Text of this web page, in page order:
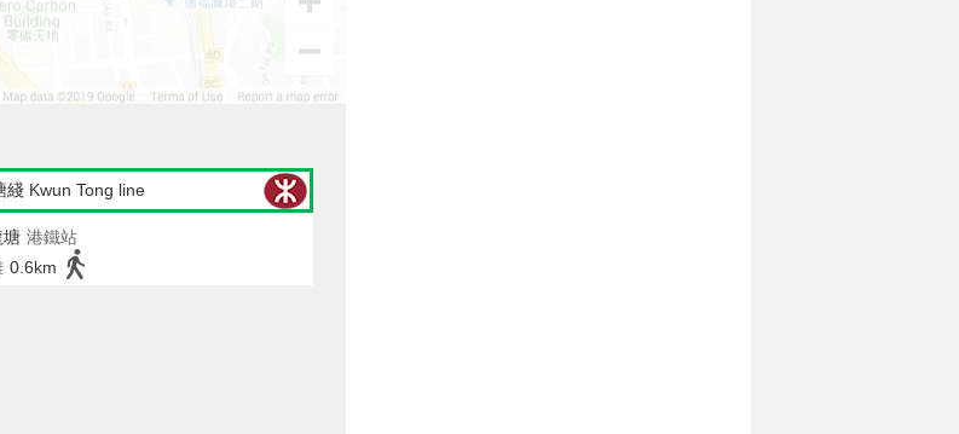
綫 Kwun Tong line
塘 港鐵站
0.6km